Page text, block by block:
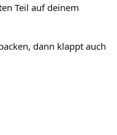
Teil auf deinem
dann klappt auch